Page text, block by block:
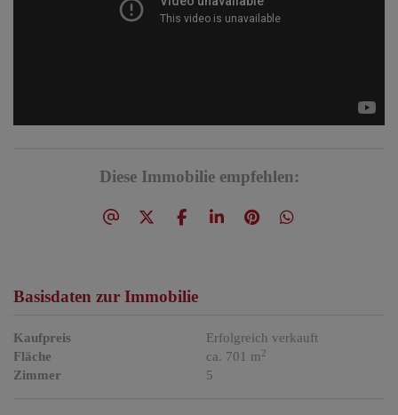
Diese Immobilie empfehlen:
Basisdaten zur Immobilie
Kaufpreis
Erfolgreich verkauft
Fläche
ca. 701 m2
Zimmer 5